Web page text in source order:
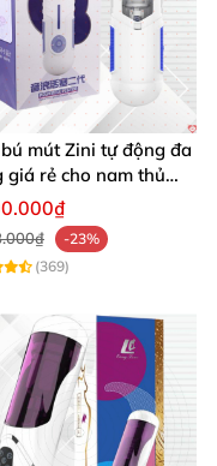
mút Zini tự động đa
giá rẻ cho nam thủ
cấp
-23%
(369)